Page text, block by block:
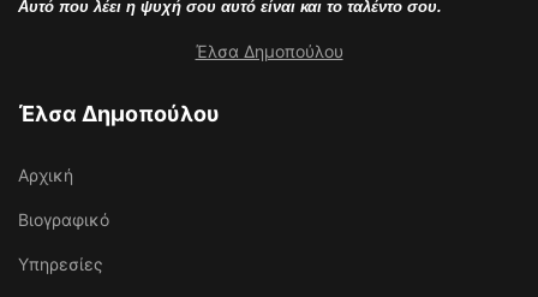
Αυτό που λέει η ψυχή σου αυτό είναι και το ταλέντο σου.
Έλσα Δημοπούλου
Έλσα Δημοπούλου
Αρχική
Βιογραφικό
Υπηρεσίες